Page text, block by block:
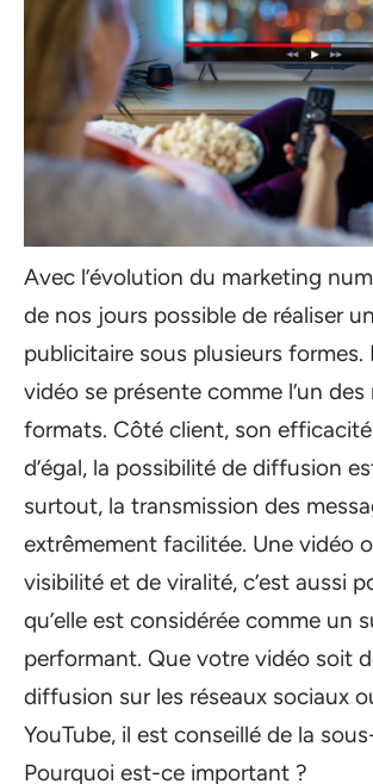
Avec l’évolution du marketing
de nos jours possible de réaliser
publicitaire sous plusieurs formes.
vidéo se présente comme l’un des
formats. Côté client, son efficacité
d’égal, la possibilité de diffusion
surtout, la transmission des
extrêmement facilitée. Une vidéo
visibilité et de viralité, c’est aussi
qu’elle est considérée comme un
performant. Que votre vidéo soit
diffusion sur les réseaux sociaux
YouTube, il est conseillé de la
Pourquoi est-ce important ?